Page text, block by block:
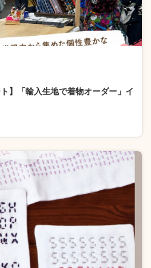
】「輸入生地で着物オーダー」イ